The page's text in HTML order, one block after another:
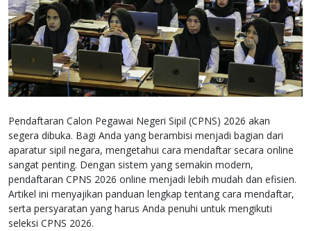
Pendaftaran Calon Pegawai Negeri Sipil (CPNS) 2026 akan
segera dibuka. Bagi Anda yang berambisi menjadi bagian dari
aparatur sipil negara, mengetahui cara mendaftar secara online
sangat penting. Dengan sistem yang semakin modern,
pendaftaran CPNS 2026 online menjadi lebih mudah dan efisien.
Artikel ini menyajikan panduan lengkap tentang cara mendaftar,
serta persyaratan yang harus Anda penuhi untuk mengikuti
seleksi CPNS 2026.